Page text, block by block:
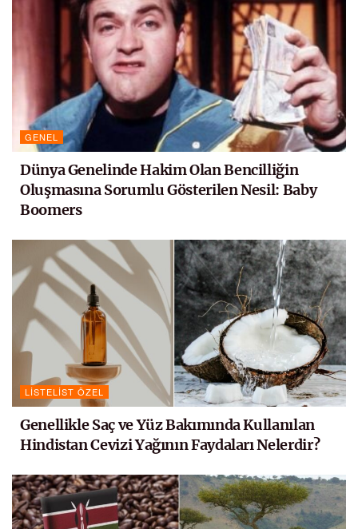
GENEL
Dünya Genelinde Hakim Olan Bencilliğin
Oluşmasına Sorumlu Gösterilen Nesil: Baby
Boomers
LISTELIST ÖZEL
Genellikle Saç ve Yüz Bakımında Kullanılan
Hindistan Cevizi Yağının Faydaları Nelerdir?